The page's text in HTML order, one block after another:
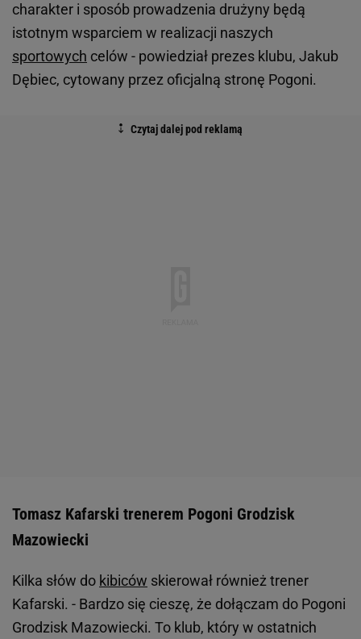
charakter i sposób prowadzenia drużyny będą
istotnym wsparciem w realizacji naszych
sportowych celów - powiedział prezes klubu, Jakub
Dębiec, cytowany przez oficjalną stronę Pogoni.
Tomasz Kafarski trenerem Pogoni Grodzisk
Mazowiecki
Kilka słów do kibiców skierował również trener
Kafarski. - Bardzo się cieszę, że dołączam do Pogoni
Grodzisk Mazowiecki. To klub, który w ostatnich